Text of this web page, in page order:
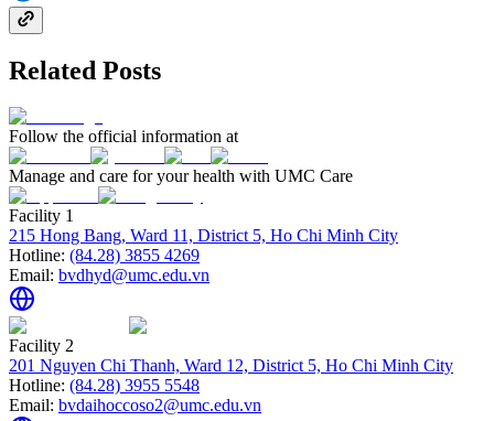
Related Posts
Follow the official information at
Manage and care for your health with UMC Care
Facility 1
215 Hong Bang, Ward 11, District 5, Ho Chi Minh City
Hotline: (84.28) 3855 4269
Email: bvdhyd@umc.edu.vn
Facility 2
201 Nguyen Chi Thanh, Ward 12, District 5, Ho Chi Minh City
Hotline: (84.28) 3955 5548
Email: bvdaihoccoso2@umc.edu.vn